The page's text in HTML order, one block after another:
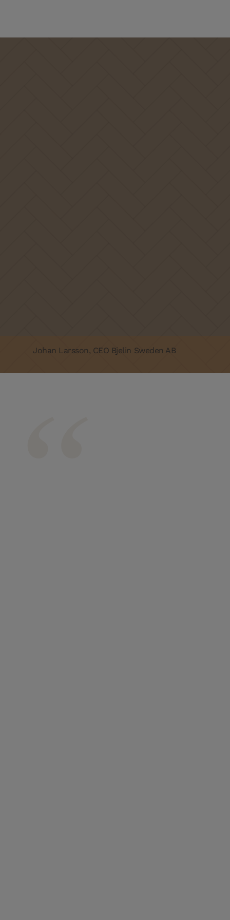
Johan Larsson, CEO Bjelin Sweden AB